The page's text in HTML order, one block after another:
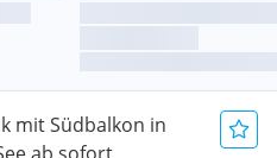
mit Südbalkon in